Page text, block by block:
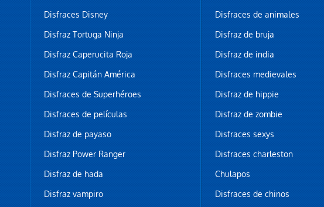
Disfraces Disney
Disfraz Tortuga Ninja
Disfraz Caperucita Roja
Disfraz Capitán América
Disfraces de Superhéroes
Disfraces de películas
Disfraz de payaso
Disfraz Power Ranger
Disfraz de hada
Disfraz vampiro
Disfraces de animales
Disfraz de bruja
Disfraz de india
Disfraces medievales
Disfraz de hippie
Disfraz de zombie
Disfraces sexys
Disfraces charleston
Chulapos
Disfraces de chinos